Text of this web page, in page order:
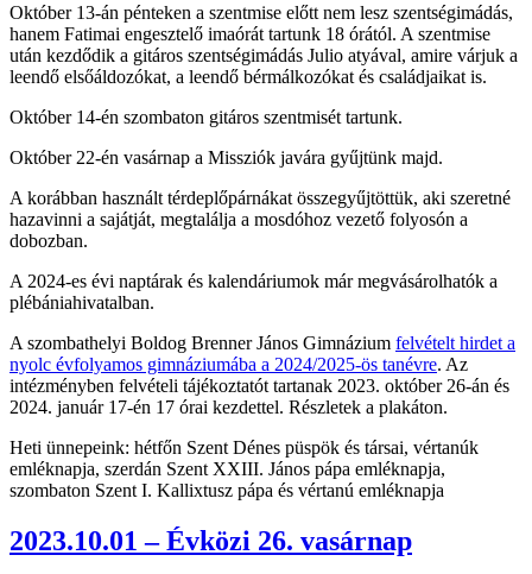
Október 13-án pénteken a szentmise előtt nem lesz szentségimádás,
hanem Fatimai engesztelő imaórát tartunk 18 órától. A szentmise
után kezdődik a gitáros szentségimádás Julio atyával, amire várjuk a
leendő elsőáldozókat, a leendő bérmálkozókat és családjaikat is.
Október 14-én szombaton gitáros szentmisét tartunk.
Október 22-én vasárnap a Missziók javára gyűjtünk majd.
A korábban használt térdeplőpárnákat összegyűjtöttük, aki szeretné
hazavinni a sajátját, megtalálja a mosdóhoz vezető folyosón a
dobozban.
A 2024-es évi naptárak és kalendáriumok már megvásárolhatók a
plébániahivatalban.
A szombathelyi Boldog Brenner János Gimnázium felvételt hirdet a
nyolc évfolyamos gimnáziumába a 2024/2025-ös tanévre. Az
intézményben felvételi tájékoztatót tartanak 2023. október 26-án és
2024. január 17-én 17 órai kezdettel. Részletek a plakáton.
Heti ünnepeink: hétfőn Szent Dénes püspök és társai, vértanúk
emléknapja, szerdán Szent XXIII. János pápa emléknapja,
szombaton Szent I. Kallixtusz pápa és vértanú emléknapja
2023.10.01 – Évközi 26. vasárnap